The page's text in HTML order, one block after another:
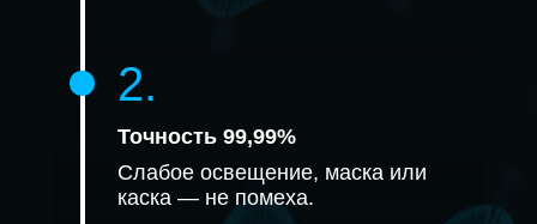
Слабое освещение, маска или
каска — не помеха.
Точность 99,99%
2.